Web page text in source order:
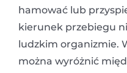
hamować lub
kierunek przebiegu
ludzkim organizmie.
można wyróżnić